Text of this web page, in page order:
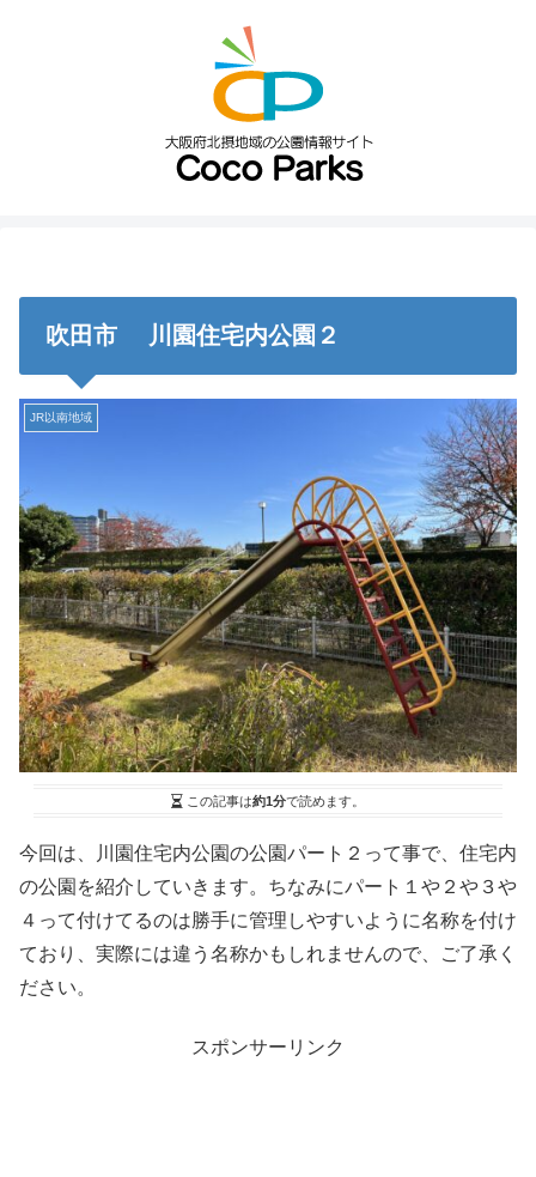
吹田市 川園住宅内公園２
JR以南地域
この記事は約1分で読めます。
今回は、川園住宅内公園の公園パート２って事で、住宅内
の公園を紹介していきます。ちなみにパート１や２や３や
４って付けてるのは勝手に管理しやすいように名称を付け
ており、実際には違う名称かもしれませんので、ご了承く
ださい。
スポンサーリンク